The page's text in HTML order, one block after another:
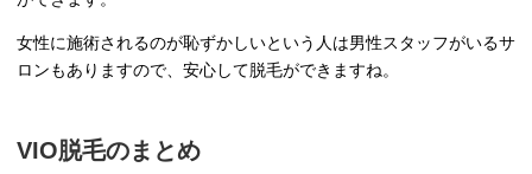
女性に施術されるのが恥ずかしいという人は男性スタッフがいるサ
ロンもありますので、安心して脱毛ができますね。
VIO脱毛のまとめ